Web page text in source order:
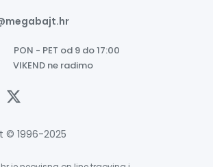
PON - PET od 9 do 17:00
VIKEND ne radimo
© 1996-2025